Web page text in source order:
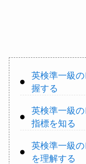
英検準一級
握する
英検準一級
指標を知る
英検準一級
を理解する